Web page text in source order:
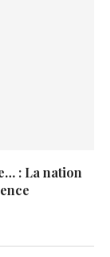
: La nation